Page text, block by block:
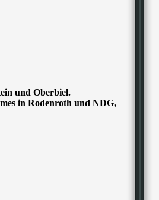
und Oberbiel.
in Rodenroth und NDG,